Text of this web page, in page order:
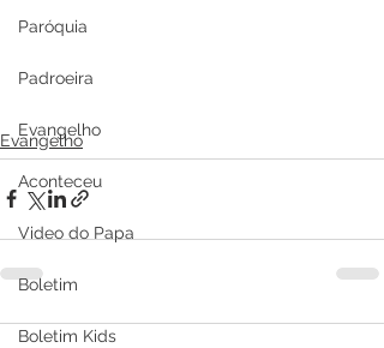
Paróquia
Padroeira
Evangelho
Aconteceu
Video do Papa
Boletim
Boletim Kids
Evangelho